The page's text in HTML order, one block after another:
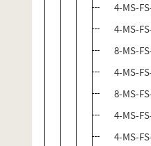
4-MS-
4-MS-
8-MS-
4-MS-
8-MS-
4-MS-
4-MS-